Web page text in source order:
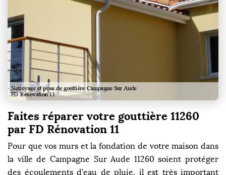
Faites réparer votre gouttière 11260
par FD Rénovation 11
Pour que vos murs et la fondation de votre maison dans
la ville de Campagne Sur Aude 11260 soient protéger
des écoulements d’eau de pluie, il est très important